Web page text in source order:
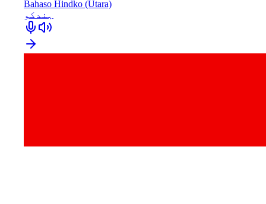
Bahaso Hindko (Utara)
ہندکو